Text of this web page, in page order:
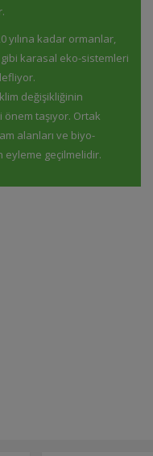
yılına kadar ormanlar,
karasal eko-sistemleri
değişikliğinin
önem taşıyor. Ortak
alanları ve biyo-
eyleme geçilmelidir.